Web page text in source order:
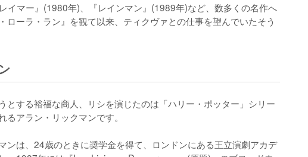
イマー』(1980年)、『レインマン』(1989年)など、数多くの名作へ
ローラ・ラン』を観て以来、ティクヴァとの仕事を望んでいたそう
とする裕福な商人、リシを演じたのは「ハリー・ポッター」シリー
アラン・リックマンです。
ンは、24歳のときに奨学金を得て、ロンドンにある王立演劇アカデ